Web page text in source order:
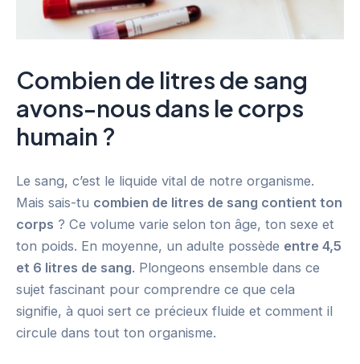
Combien de litres de sang
avons-nous dans le corps
humain ?
Le sang, c’est le liquide vital de notre organisme.
Mais sais-tu combien de litres de sang contient ton
corps ? Ce volume varie selon ton âge, ton sexe et
ton poids. En moyenne, un adulte possède entre 4,5
et 6 litres de sang. Plongeons ensemble dans ce
sujet fascinant pour comprendre ce que cela
signifie, à quoi sert ce précieux fluide et comment il
circule dans tout ton organisme.